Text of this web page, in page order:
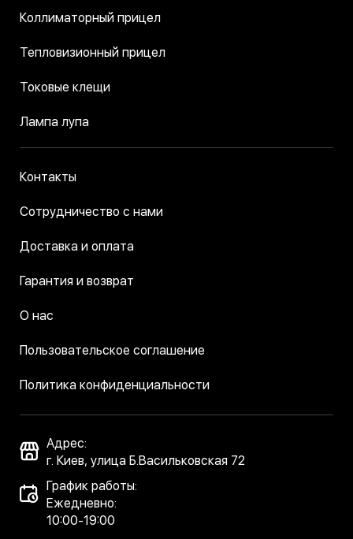
Коллиматорный прицел
Тепловизионный прицел
Токовые клещи
Лампа лупа
Контакты
Сотрудничество с нами
Доставка и оплата
Гарантия и возврат
О нас
Пользовательское соглашение
Политика конфиденциальности
Адрес:
г. Киев, улица Б.Васильковская 72
График работы:
Ежедневно:
10:00-19:00